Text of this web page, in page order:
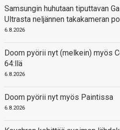
Samsungin huhutaan tiputtavan
Ultrasta neljännen takakameran
6.8.2026
Doom pyörii nyt (melkein) myös
64:llä
6.8.2026
Doom pyörii nyt myös Paintissa
6.8.2026